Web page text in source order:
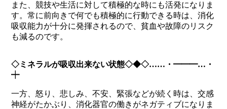
また、競技や生活に対して積極的な時にも活発になりま
す。常に前向きで何でも積極的に行動できる時は、消化
吸収能力が十分に発揮されるので、貧血や故障のリスク
も減るのです。
◇ミネラルが吸収出来ない状態◇◆◇……・━━━…・
┿
一方、怒り、悲しみ、不安、緊張などが続く時は、交感
神経がたかぶり、消化器官の働きがネガティブになりま